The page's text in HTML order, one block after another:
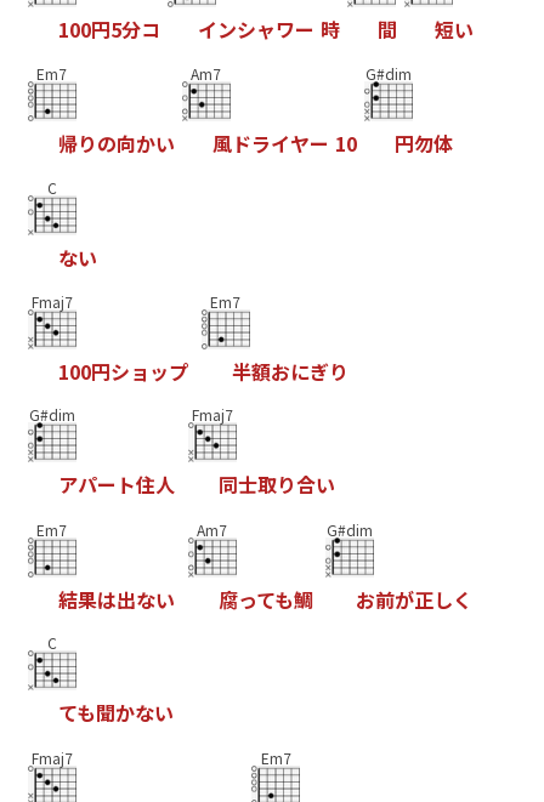
100円5分コ インシャワー 時 間 短い
Em7
帰りの向かい
Am7
風ドライヤー 10
G#dim
円勿体
C
ない
Fmaj7
100円ショ ップ
Em7
半額おにぎり
G#dim
アパー ト住人
Fmaj7
同士取り合い
Em7
結果は出ない
Am7
腐っても鯛
G#dim
お前が正しく
C
ても聞かない
Fmaj7 Em7